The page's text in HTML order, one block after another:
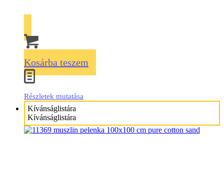
Kosárba teszem
Részletek mutatása
Kívánságlistára
Kívánságlistára